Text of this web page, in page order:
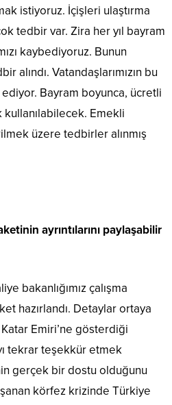
istiyoruz. İçişleri ulaştırma
tedbir var. Zira her yıl bayram
kaybediyoruz. Bunun
alındı. Vatandaşlarımızın bu
Bayram boyunca, ücretli
Emekli
üzere tedbirler alınmış
ayrıntılarını paylaşabilir
bakanlığımız çalışma
hazırlandı. Detaylar ortaya
Katar Emiri’ne gösterdiği
tekrar teşekkür etmek
gerçek bir dostu olduğunu
körfez krizinde Türkiye